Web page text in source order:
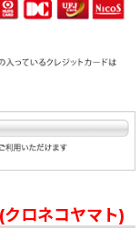
ロネコヤマト)